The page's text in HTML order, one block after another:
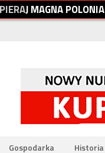
PIERAJMAGNAPOLONIA
Gospodarka Historia